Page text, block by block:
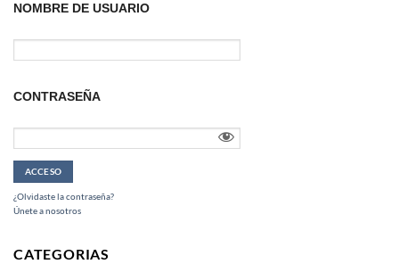
NOMBRE DE USUARIO
CONTRASEÑA
¿Olvidaste la contraseña?
Únete a nosotros
CATEGORIAS